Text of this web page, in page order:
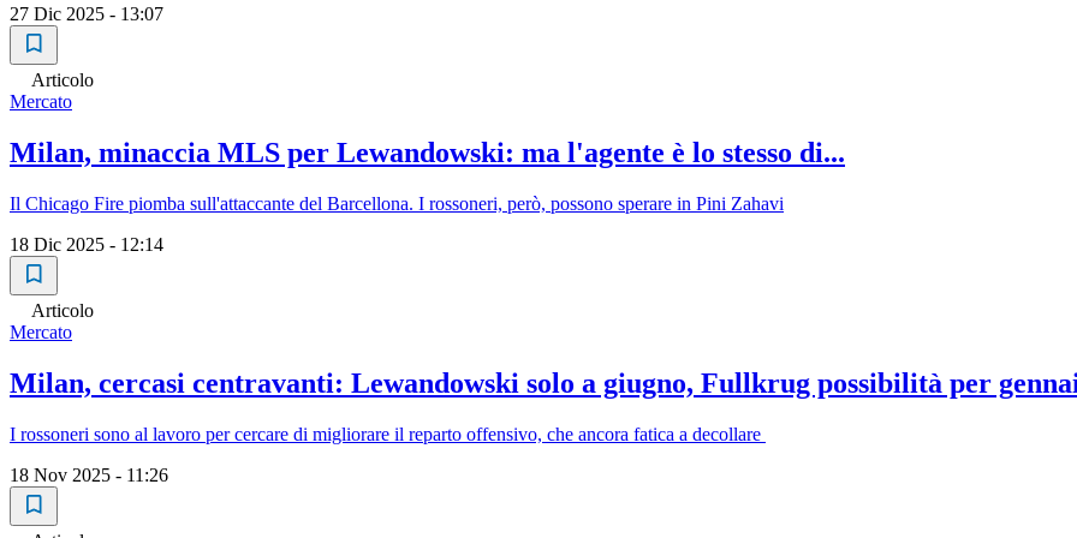
27 Dic 2025 - 13:07
Articolo
Mercato
Milan, minaccia MLS per Lewandowski: ma l'agente è lo stesso di...
Il Chicago Fire piomba sull'attaccante del Barcellona. I rossoneri, però, possono sperare in Pini Zahavi
18 Dic 2025 - 12:14
Articolo
Mercato
Milan, cercasi centravanti: Lewandowski solo a giugno, Fullkrug possibilità per
I rossoneri sono al lavoro per cercare di migliorare il reparto offensivo, che ancora fatica a decollare
18 Nov 2025 - 11:26